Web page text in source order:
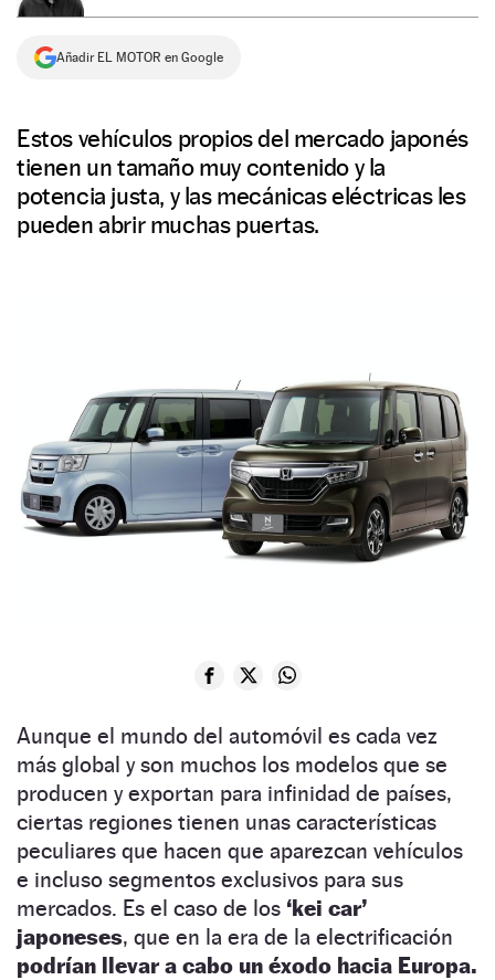
Añadir EL MOTOR en Google
Estos vehículos propios del mercado japonés
tienen un tamaño muy contenido y la
potencia justa, y las mecánicas eléctricas les
pueden abrir muchas puertas.
Aunque el mundo del automóvil es cada vez
más global y son muchos los modelos que se
producen y exportan para infinidad de países,
ciertas regiones tienen unas características
peculiares que hacen que aparezcan vehículos
e incluso segmentos exclusivos para sus
mercados. Es el caso de los ‘kei car’
japoneses, que en la era de la electrificación
podrían llevar a cabo un éxodo hacia Europa.